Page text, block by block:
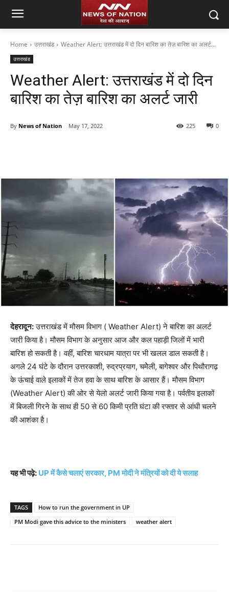
Home उत्तराखंड Weather Alert: उत्तराखंड में दो दिन बारिश का तेज़ बारिश का अलर्ट...
उत्तराखंड
Weather Alert: उत्तराखंड में दो दिन
बारिश का तेज़ बारिश का अलर्ट जारी
By News of Nation May 17, 2022 0
225
देहरादून:उत्तराखंड में मौसम विभाग ( Weather Alert) ने बारिश का अलर्ट
जारी किया है। मौसम विभाग के अनुसार आज और कल पहाड़ी जिलों में भारी
बारिश हो सकती है। वहीं, बारिश चारधाम यात्रा पर भी खलल डाल सकती है।
अगले 24 घंटे के दौरान उत्तरकाशी, रुद्रप्रयाग, चमेेली, बागेश्वर और पिथौरागढ़
के ऊंचाई वाले इलाकों में तेज हवा के साथ बारिश के आसार हैं। मौसम विभाग
(Weather Alert) की ओर से येलो अलर्ट जारी किया गया है। पर्वतीय इलाकों
में बिजली गिरने के साथ ही 50 से 60 किमी प्रति घंटा की रफ्तार से आंधी चलने
की आशंका है।
यह भी पढ़े: UP में कैसे चलाएं सरकार, PM मोदी ने मंत्रियों को दी ये सलाह
TAGS
How to run the government in UP
PM Modi gave this advice to the ministers
weather alert